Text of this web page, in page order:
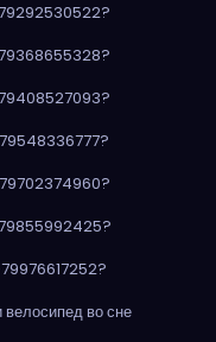
велосипед во сне